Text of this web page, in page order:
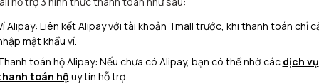
Alipay: Liên kết Alipay với tài khoản Tmall trước, khi thanh toán chỉ
mật khẩu ví.
toán hộ Alipay: Nếu chưa có Alipay, bạn có thể nhờ các dịch vụ
toán hộ uy tín hỗ trợ.